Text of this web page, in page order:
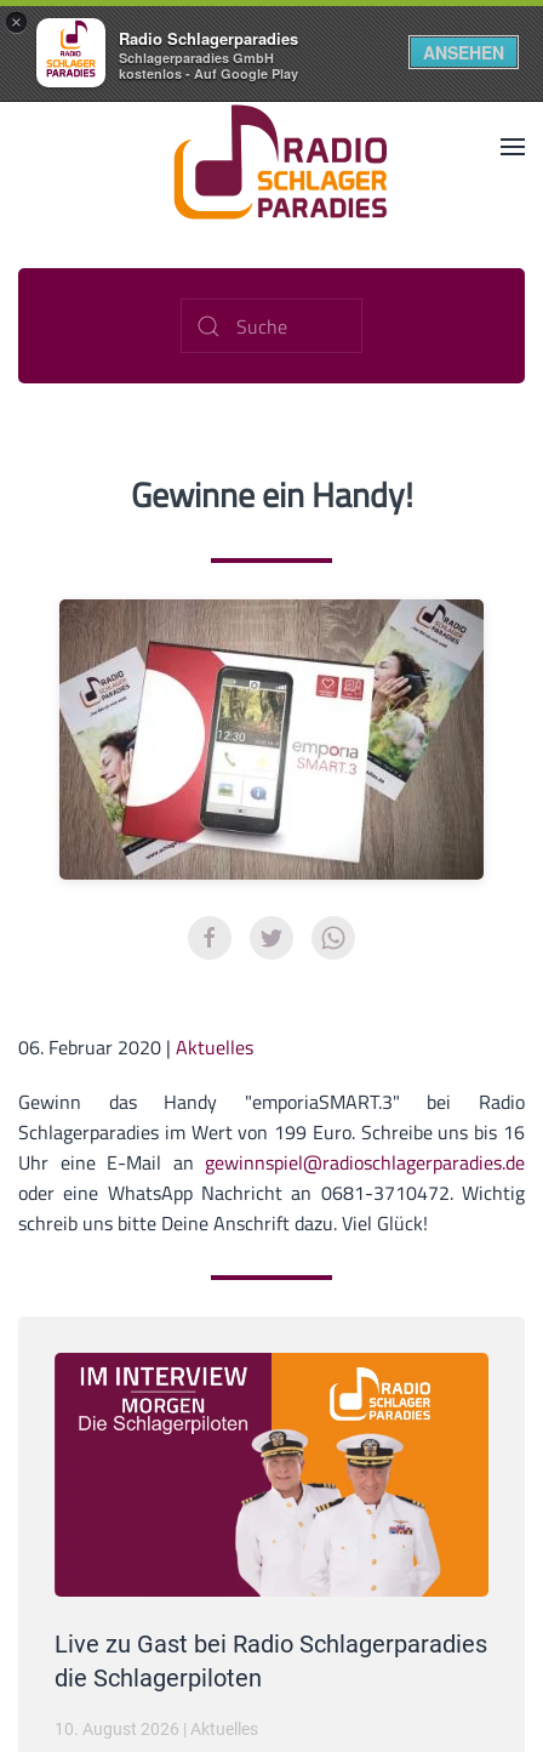
×
Radio Schlagerparadies
Schlagerparadies GmbH
kostenlos - Auf Google Play
ANSEHEN
Gewinne ein Handy!
06. Februar 2020 | Aktuelles
Gewinn das Handy "emporiaSMART.3" bei Radio
Schlagerparadies im Wert von 199 Euro. Schreibe uns bis 16
Uhr eine E-Mail an gewinnspiel@radioschlagerparadies.de
oder eine WhatsApp Nachricht an 0681-3710472. Wichtig
schreib uns bitte Deine Anschrift dazu. Viel Glück!
Live zu Gast bei Radio Schlagerparadies
die Schlagerpiloten
10. August 2026 | Aktuelles